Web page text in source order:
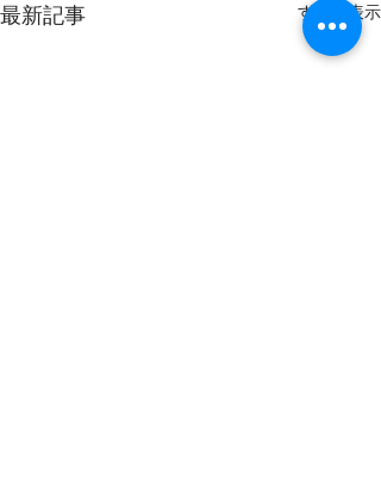
最新記事 すべて表示